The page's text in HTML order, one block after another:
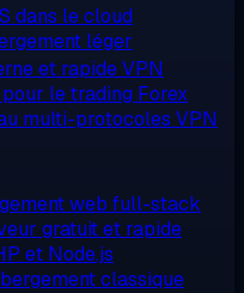
dans le cloud
léger
et rapide VPN
le trading Forex
multi-protocoles VPN
web full-stack
gratuit et rapide
et Node.js
classique